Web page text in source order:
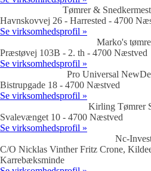
Tømrer &
Havnskovvej 26 - Harrested - 4700
Se virksomhedsprofil »
Marko's
Præstøvej 103B - 2. th - 4700 Næstved
Se virksomhedsprofil »
Pro Universal
Bistrupgade 18 - 4700 Næstved
Se virksomhedsprofil »
Kirling Tømrer
Svalevænget 10 - 4700 Næstved
Se virksomhedsprofil »
Nc-
C/O Nicklas Vinther Fritz Crone,
Karrebæksminde